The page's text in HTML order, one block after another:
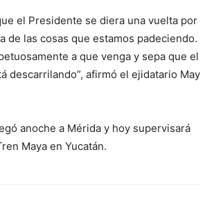
el Presidente se diera una vuelta por
de las cosas que estamos padeciendo.
a que venga y sepa que el
descarrilando”, afirmó el ejidatario May
anoche a Mérida y hoy supervisará
Maya en Yucatán.